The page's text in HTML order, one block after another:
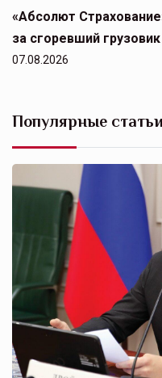
«Абсолют
за сгоревший грузовик
07.08.2026
Популярные статьи